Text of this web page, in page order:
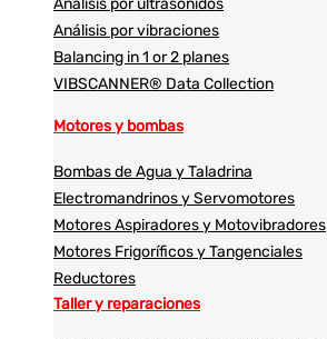
Análisis por ultrasonidos​​
Análisis por vibraciones
Balancing in 1 or 2 planes
VIBSCANNER® Data Collection
Motores y bombas
Bombas de Agua y Taladrina
Electromandrinos y Servomotores
Motores Aspiradores y Motovibradores
Motores Frigoríficos y Tangenciales
Reductores
Taller y reparaciones